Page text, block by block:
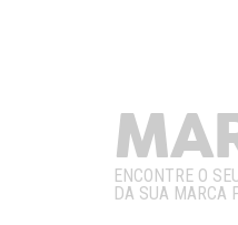
ENCONTRE O
DA SUA MARCA